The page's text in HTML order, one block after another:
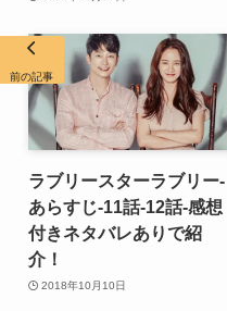
ラブリースターラブリー-
あらすじ-11話-12話-感想
付きネタバレありで紹
介！
2018年10月10日
前の記事